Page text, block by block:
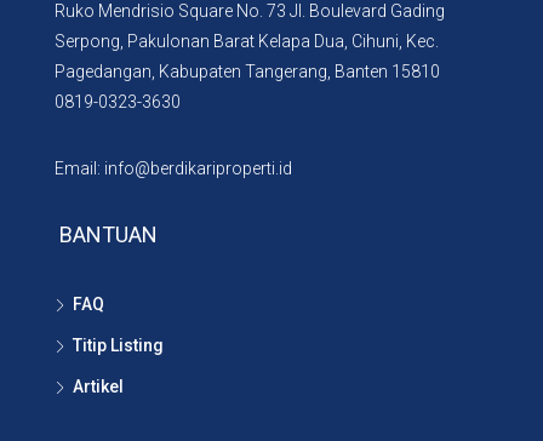
Ruko Mendrisio Square No. 73 Jl. Boulevard Gading
Serpong, Pakulonan Barat Kelapa Dua, Cihuni, Kec.
Pagedangan, Kabupaten Tangerang, Banten 15810
0819-0323-3630
Email: info@berdikariproperti.id
BANTUAN
FAQ
Titip Listing
Artikel